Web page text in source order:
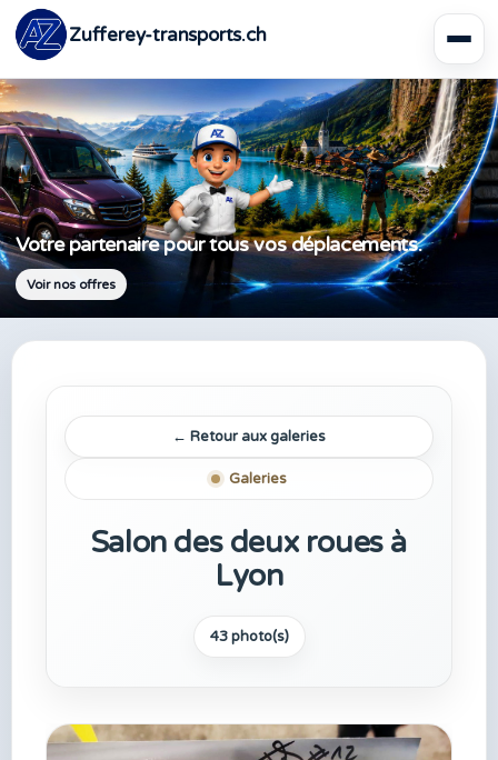
Zufferey-transports.ch
Votre partenaire pour tous vos déplacements.
Voir nos offres
← Retour aux galeries
Galeries
Salon des deux roues à
Lyon
43 photo(s)